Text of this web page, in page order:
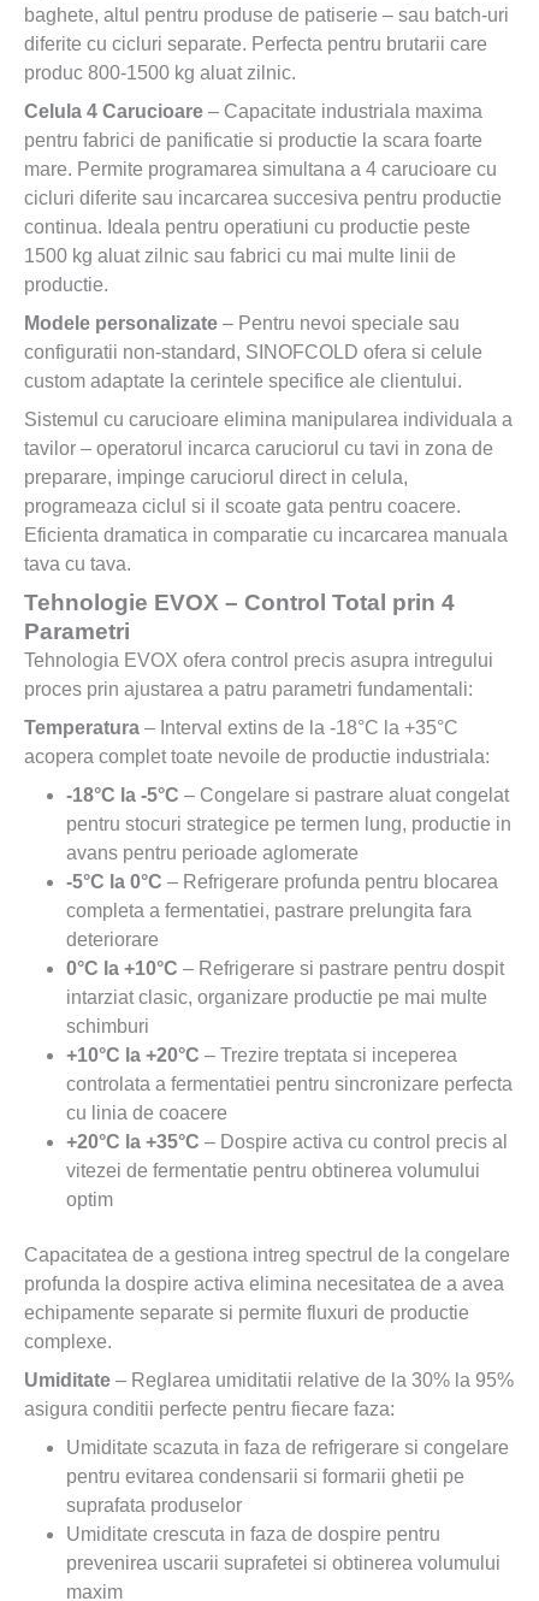
baghete, altul pentru produse de patiserie – sau batch-uri
diferite cu cicluri separate. Perfecta pentru brutarii care
produc 800-1500 kg aluat zilnic.
Celula 4 Carucioare – Capacitate industriala maxima
pentru fabrici de panificatie si productie la scara foarte
mare. Permite programarea simultana a 4 carucioare cu
cicluri diferite sau incarcarea succesiva pentru productie
continua. Ideala pentru operatiuni cu productie peste
1500 kg aluat zilnic sau fabrici cu mai multe linii de
productie.
Modele personalizate – Pentru nevoi speciale sau
configuratii non-standard, SINOFCOLD ofera si celule
custom adaptate la cerintele specifice ale clientului.
Sistemul cu carucioare elimina manipularea individuala a
tavilor – operatorul incarca caruciorul cu tavi in zona de
preparare, impinge caruciorul direct in celula,
programeaza ciclul si il scoate gata pentru coacere.
Eficienta dramatica in comparatie cu incarcarea manuala
tava cu tava.
Tehnologie EVOX – Control Total prin 4
Parametri
Tehnologia EVOX ofera control precis asupra intregului
proces prin ajustarea a patru parametri fundamentali:
Temperatura – Interval extins de la -18°C la +35°C
acopera complet toate nevoile de productie industriala:
-18°C la -5°C – Congelare si pastrare aluat congelat
pentru stocuri strategice pe termen lung, productie in
avans pentru perioade aglomerate
-5°C la 0°C – Refrigerare profunda pentru blocarea
completa a fermentatiei, pastrare prelungita fara
deteriorare
0°C la +10°C – Refrigerare si pastrare pentru dospit
intarziat clasic, organizare productie pe mai multe
schimburi
+10°C la +20°C – Trezire treptata si inceperea
controlata a fermentatiei pentru sincronizare perfecta
cu linia de coacere
+20°C la +35°C – Dospire activa cu control precis al
vitezei de fermentatie pentru obtinerea volumului
optim
Capacitatea de a gestiona intreg spectrul de la congelare
profunda la dospire activa elimina necesitatea de a avea
echipamente separate si permite fluxuri de productie
complexe.
Umiditate – Reglarea umiditatii relative de la 30% la 95%
asigura conditii perfecte pentru fiecare faza:
Umiditate scazuta in faza de refrigerare si congelare
pentru evitarea condensarii si formarii ghetii pe
suprafata produselor
Umiditate crescuta in faza de dospire pentru
prevenirea uscarii suprafetei si obtinerea volumului
maxim